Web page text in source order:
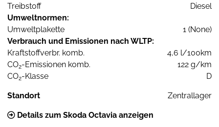
Treibstoff
Diesel
Umweltnormen:
Umweltplakette
1 (None)
Verbrauch und Emissionen nach WLTP:
Kraftstoffverbr. komb.
4,6 l/100km
CO2-Emissionen komb.
122 g/km
CO2-Klasse D
Standort Zentrallager
Details zum Skoda Octavia anzeigen